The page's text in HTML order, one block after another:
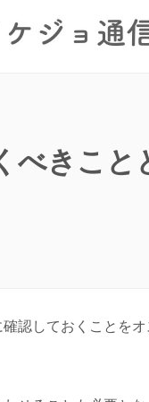
べきこと
認しておくことをオ